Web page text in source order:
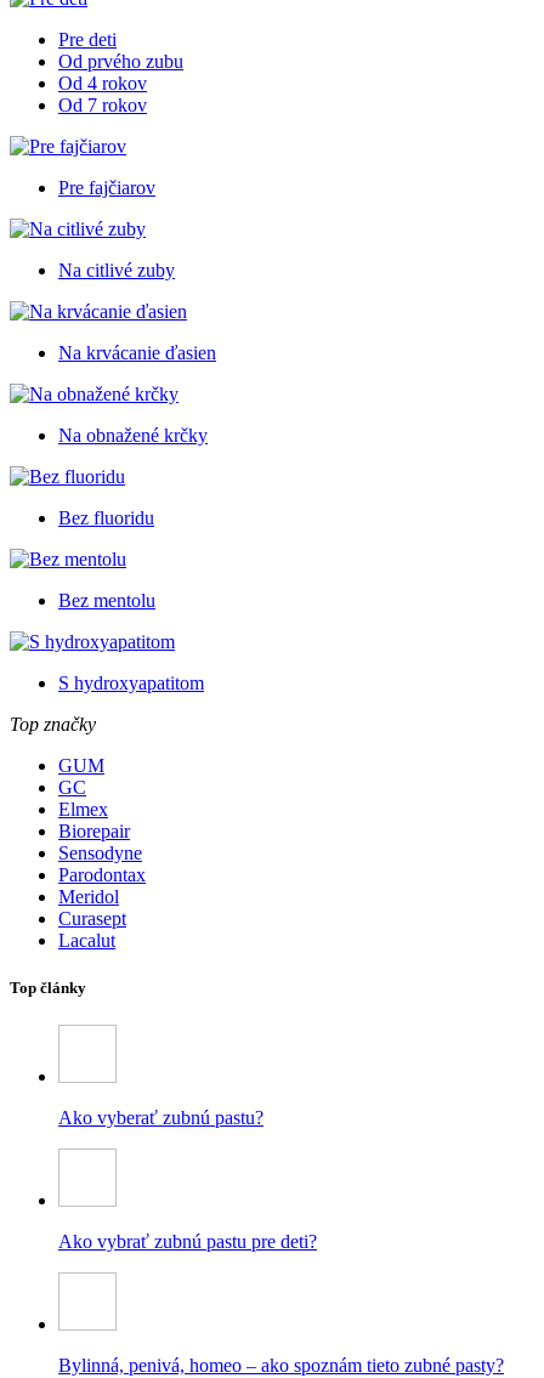
Pre deti
Od prvého zubu
Od 4 rokov
Od 7 rokov
Pre fajčiarov
Na citlivé zuby
Na krvácanie ďasien
Na obnažené krčky
Bez fluoridu
Bez mentolu
S hydroxyapatitom
Top značky
GUM
GC
Elmex
Biorepair
Sensodyne
Parodontax
Meridol
Curasept
Lacalut
Top články
Ako vyberať zubnú pastu?
Ako vybrať zubnú pastu pre deti?
Bylinná, penivá, homeo – ako spoznám tieto zubné pasty?